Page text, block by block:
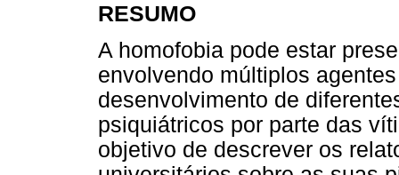
RESUMO
A homofobia pode estar
envolvendo múltiplos
desenvolvimento de
psiquiátricos por parte das
objetivo de descrever os